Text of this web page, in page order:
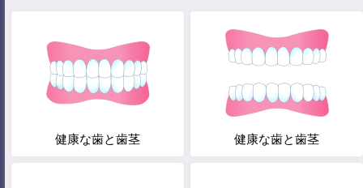
健康な歯と歯茎 健康な歯と歯茎